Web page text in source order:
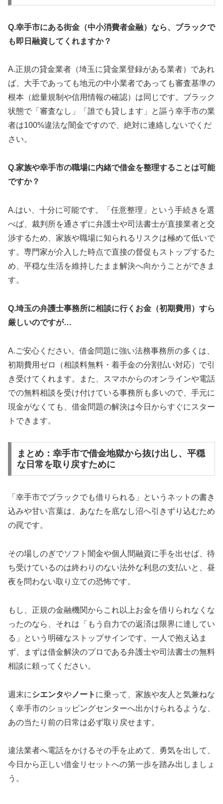
Q.幸手市にある街金（中小消費者金融）なら、ブラックで
も即日融資してくれますか？
A.正規の貸金業者（埼玉に貸金業登録がある業者）であれ
ば、大手であっても地元の中小業者であっても審査基準の
根本（総量規制や信用情報の確認）は同じです。ブラック
状態で「審査なし」「誰でも貸します」と謳う幸手市の業
者は100%違法な闇金ですので、絶対に連絡しないでくだ
さい。
Q.家族や幸手市の職場に内緒で借金を整理することは可能
ですか？
A.はい、十分に可能です。「任意整理」という手続きを選
べば、裁判所を通さずに弁護士や司法書士が直接業者と交
渉するため、家族や職場に知られるリスクは極めて低いで
す。専門家が介入した時点で直接の督促もストップするた
め、平穏な生活を維持したまま解決へ向かうことができま
す。
Q.埼玉の弁護士事務所に相談に行くお金（初期費用）すら
厳しいのですが…
A.ご安心ください。借金問題に強い法務事務所の多くは、
初期費用ゼロ（相談料無料・着手金の分割払い対応）で引
き受けてくれます。また、スマホからのオンラインや電話
での無料相談を受け付けている事務所も多いので、手元に
現金がなくても、借金問題の解決は今日からすぐにスター
トできます。
まとめ：幸手市で借金地獄から抜け出し、平穏
な日常を取り戻すために
「幸手市でブラックでも借りられる」というネットの書き
込みや甘い言葉は、あなたを底なし沼へ引きずり込むため
の罠です。
その場しのぎでソフト闇金や個人間融資に手を出せば、待
ち受けているのは終わりのない法外な利息の支払いと、昼
夜を問わない取り立ての恐怖です。
もし、正規の金融機関からこれ以上お金を借りられなくな
ったのなら、それは「もう自力での返済は限界に達してい
る」という明確なストップサインです。一人で抱え込ま
ず、まずは借金解決のプロである弁護士や司法書士の無料
相談に頼ってください。
週末にシエンタや ノート に乗って、家族や友人と気兼ねな
く幸手市のショッピングセンターへ出かけられるような、
あの当たり前の日常は必ず取り戻せます。
違法業者へ電話をかけるその手を止めて、勇気を出して、
今日から正しい借金リセットへの第一歩を踏み出しましょ
う。